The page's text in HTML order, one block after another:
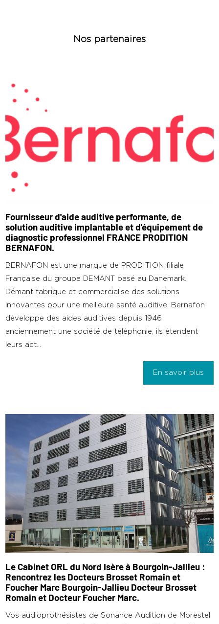
Nos partenaires
Fournisseur d'aide auditive performante, de
solution auditive implantable et d'équipement de
diagnostic professionnel FRANCE PRODITION
BERNAFON.
BERNAFON est une marque de PRODITION filiale
Française du groupe DEMANT basé au Danemark.
Démant fabrique et commercialise des solutions
innovantes pour une meilleure santé auditive. Bernafon
développe des aides auditives depuis 1946
anciennement une société de téléphonie, ils étendent
leurs act...
En savoir plus
Le Cabinet ORL du Nord Isère à Bourgoin-Jallieu :
Rencontrez les Docteurs Brosset Romain et
Foucher Marc Bourgoin-Jallieu Docteur Brosset
Romain et Docteur Foucher Marc.
Vos audioprothésistes de Sonance Audition de Morestel